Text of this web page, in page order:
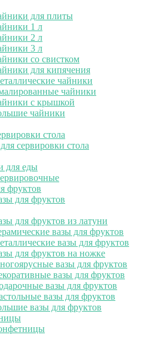
для плиты
1 л
2 л
3 л
со свистком
для кипячения
чайники
чайники
с крышкой
чайники
стола
сервировки стола
для еды
фруктов
для фруктов
для фруктов из латуни
вазы для фруктов
вазы для фруктов
для фруктов на ножке
вазы для фруктов
вазы для фруктов
вазы для фруктов
вазы для фруктов
вазы для фруктов